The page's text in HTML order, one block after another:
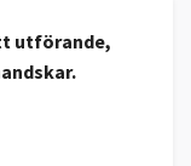
utförande,